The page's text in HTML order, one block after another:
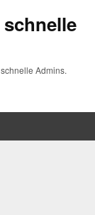
Admins.